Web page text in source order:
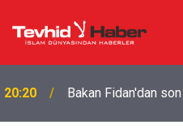
20:20 Bakan Fidan'dan